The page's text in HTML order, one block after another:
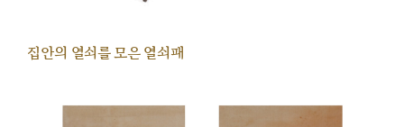
집안의 열쇠를 모은 열쇠패